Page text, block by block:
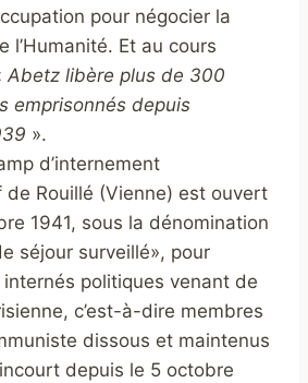
pour négocier la
l’Humanité. Et au cours
Abetz libère plus de 300
emprisonnés depuis
».
d’internement
Rouillé (Vienne) est ouvert
1941, sous la dénomination
séjour surveillé», pour
internés politiques venant de
c’est-à-dire membres
dissous et maintenus
depuis le 5 octobre